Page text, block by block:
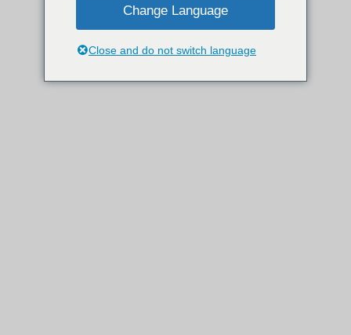
Change Language
Close and do not switch language